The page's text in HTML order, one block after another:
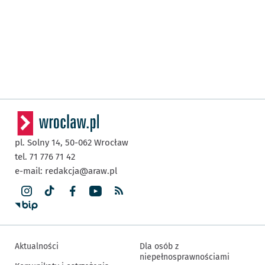
pl. Solny 14, 50-062 Wrocław
tel. 71 776 71 42
e-mail: redakcja@araw.pl
Aktualności
Dla osób z
niepełnosprawnościami